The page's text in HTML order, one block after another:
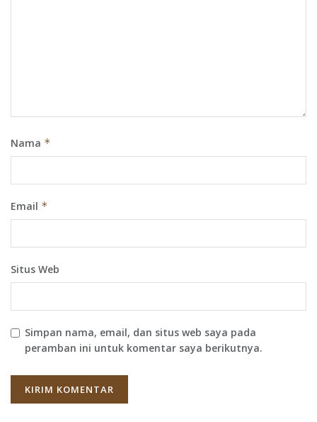
Nama *
Email *
Situs Web
Simpan nama, email, dan situs web saya pada
peramban ini untuk komentar saya berikutnya.